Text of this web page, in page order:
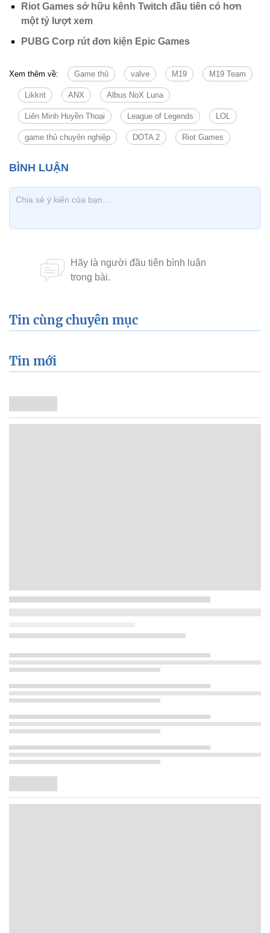
Riot Games sở hữu kênh Twitch đầu tiên có hơn
một tỷ lượt xem
PUBG Corp rút đơn kiện Epic Games
Xem thêm về: Game thủ valve M19 M19 Team
Likkrit ANX Albus NoX Luna
Liên Minh Huyền Thoại League of Legends LOL
game thủ chuyên nghiệp DOTA 2 Riot Games
Tin cùng chuyên mục
Tin mới